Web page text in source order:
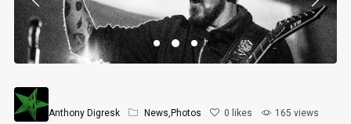
Anthony Digresk News, Photos 0 likes 165 views